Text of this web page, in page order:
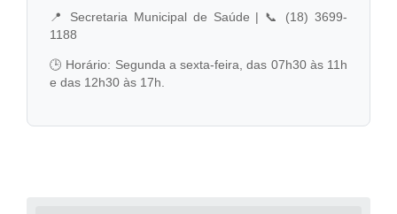
📍 Secretaria Municipal de Saúde | 📞 (18) 3699-
1188
🕒 Horário: Segunda a sexta-feira, das 07h30 às 11h
e das 12h30 às 17h.